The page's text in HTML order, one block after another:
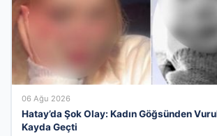
06 Ağu 2026
Hatay’da Şok Olay: Kadın Göğsünden
Kayda Geçti